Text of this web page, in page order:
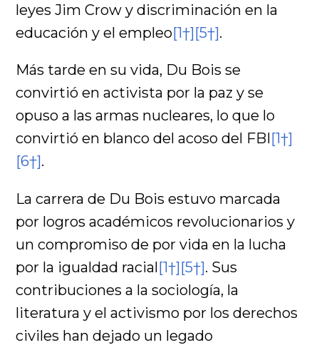
leyes Jim Crow y discriminación en la
educación y el empleo[1†][5†].
Más tarde en su vida, Du Bois se
convirtió en activista por la paz y se
opuso a las armas nucleares, lo que lo
convirtió en blanco del acoso del FBI[1†]
[6†].
La carrera de Du Bois estuvo marcada
por logros académicos revolucionarios y
un compromiso de por vida en la lucha
por la igualdad racial[1†][5†]. Sus
contribuciones a la sociología, la
literatura y el activismo por los derechos
civiles han dejado un legado